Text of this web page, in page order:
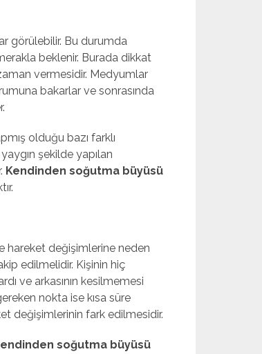
görülebilir. Bu durumda
beklenir. Burada dikkat
vermesidir. Medyumlar
bakarlar ve sonrasında
olduğu bazı farklı
şekilde yapılan
Kendinden soğutma büyüsü
hareket değişimlerine neden
edilmelidir. Kişinin hiç
ve arkasının kesilmemesi
nokta ise kısa süre
değişimlerinin fark edilmesidir.
soğutma büyüsü